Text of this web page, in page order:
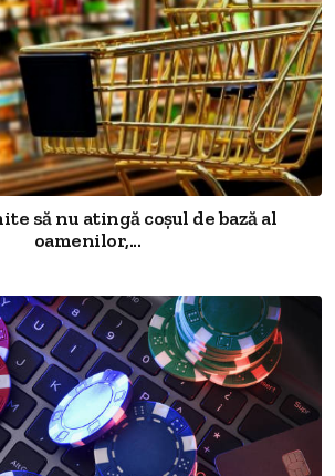
să nu atingă coșul de bază al
oamenilor,...